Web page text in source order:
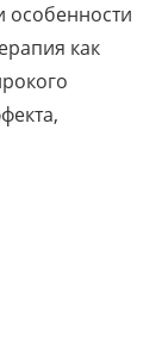
особенности
как